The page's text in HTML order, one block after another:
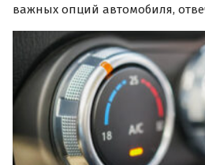
важных опций автомобиля,
целом нужно в любое время